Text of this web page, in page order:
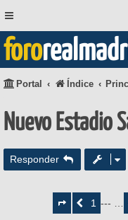
foro
Portal Índice
Nuevo Estadio
Responder
deAnterior1 --- …